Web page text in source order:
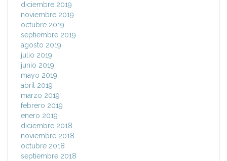
diciembre 2019
noviembre 2019
octubre 2019
septiembre 2019
agosto 2019
julio 2019
junio 2019
mayo 2019
abril 2019
marzo 2019
febrero 2019
enero 2019
diciembre 2018
noviembre 2018
octubre 2018
septiembre 2018